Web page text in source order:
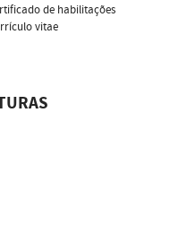
de habilitações
vitae